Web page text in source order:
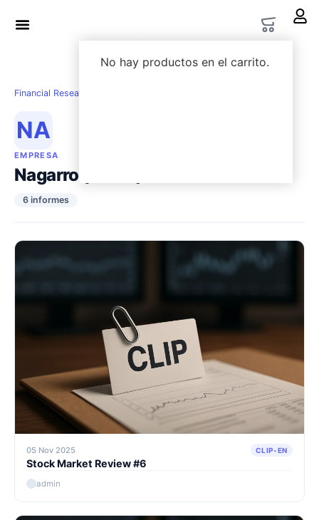
No hay productos en el carrito.
Financial Research
NA
EMPRESA
Nagarro ($NA9)
6 informes
05 Nov 2025 CLIP-EN
Stock Market Review #6
admin